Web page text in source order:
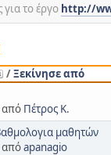
το έργο http://
/Ξεκίνησε από
από Πέτρος Κ.
μαθητών
απόapanagio